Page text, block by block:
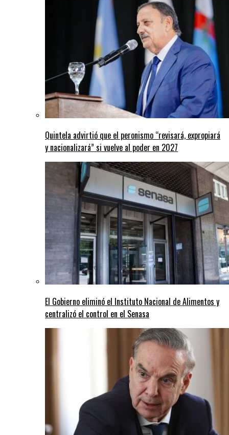
Quintela advirtió que el peronismo “revisará, expropiará
y nacionalizará” si vuelve al poder en 2027
El Gobierno eliminó el Instituto Nacional de Alimentos y
centralizó el control en el Senasa